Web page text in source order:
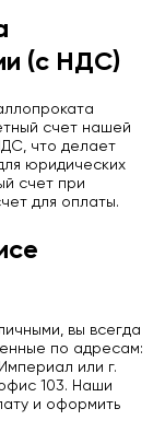
(с НДС)
счет нашей
что делает
юридических
счет при
для оплаты.
вы всегда
по адресам:
или г.
103. Наши
и оформить